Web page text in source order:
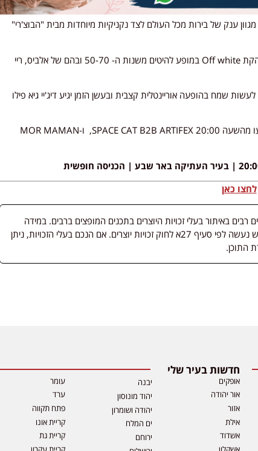
הבירה מגוון ענק של בירות מכל העולם לצד נקניקיות מיוחדות מבית "הבוצ'רי"
במסעדת לולה תתקיים הופעה מלאה של להקת Off white במופע להיטים משנות ה- 50-70 ובהם של אלביס, ריי
שמח בהופעה אוריינטלית קצבית ובעשן הזמן יגיע דיג'יי גיא פילו
בחמישי 9 באוקטובר ברחבת המדרחוב יופיעו מהשעה 20:00 SPACE CAT B2B ARTIFEX, ו-MOR MAMAN
לחצו כאן
באיתור בעלי זכויות היוצרים בתכנים המופצים ברבים. במידה
ופורסמה מדיה שבעליה אינו ידוע, השימוש נעשה לפי סעיף 27א לחוק זכויות יוצרים. אם הנכם בעלי הזכויות, ניתן
התוכן.
חדשות בעיר שלי
אופקים
אור יהודה
אזור
אילת
אשדוד
יבנה
יהוד מונוסון
יהודה ושומרון
ים המלח
ירוחם
עומר
ערד
פתח תקווה
קריית אונו
קריית גת